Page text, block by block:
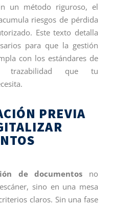
un método riguroso, el
riesgos de pérdida
Este texto detalla
para que la gestión
con los estándares de
trazabilidad que tu
PREVIA
de documentos no
sino en una mesa
claros. Sin una fase